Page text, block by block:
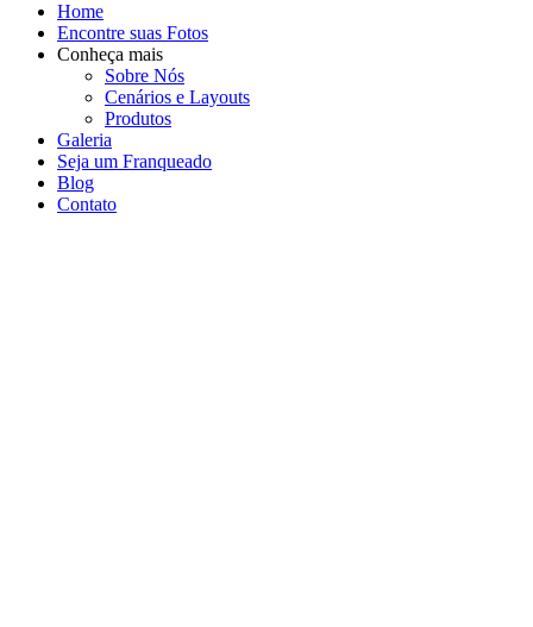
Home
Encontre suas Fotos
Conheça mais
Sobre Nós
Cenários e Layouts
Produtos
Galeria
Seja um Franqueado
Blog
Contato